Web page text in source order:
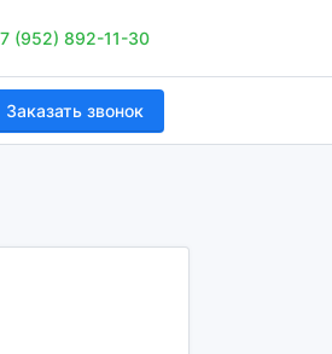
(952) 892-11-30
Заказать звонок